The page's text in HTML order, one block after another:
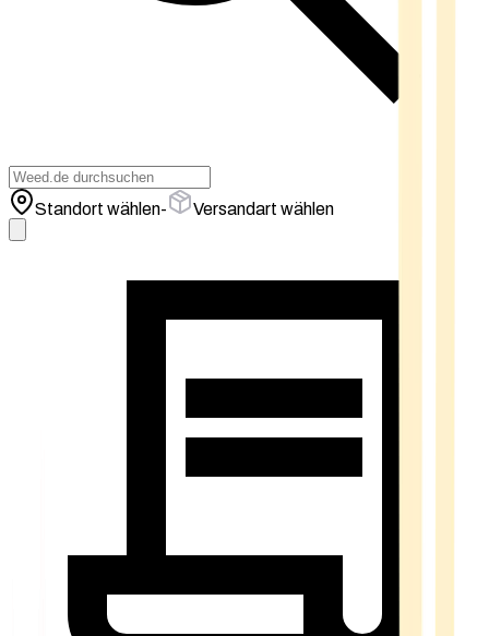
Standort wählen- Versandart wählen